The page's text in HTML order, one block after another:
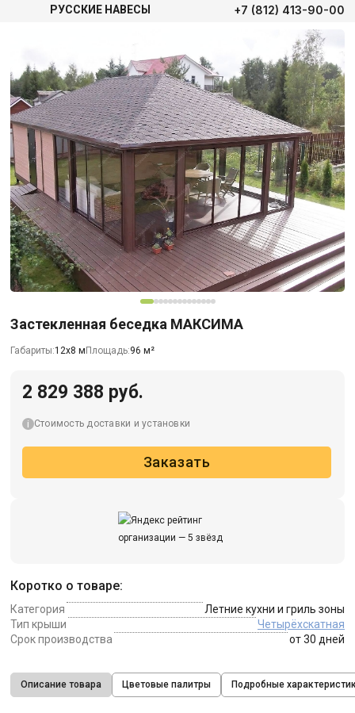
РУССКИЕ НАВЕСЫ +7 (812) 413-90-00
Застекленная беседка МАКСИМА
Габариты:12х8 м Площадь:96 м²
Коротко о товаре:
Категория
Летние кухни и гриль зоны
Тип крыши
Четырёхскатная
Срок производства
от 30 дней
2 829 388 руб.
Стоимость доставки и установки
Заказать
Описание товара Цветовые палитры Подробные